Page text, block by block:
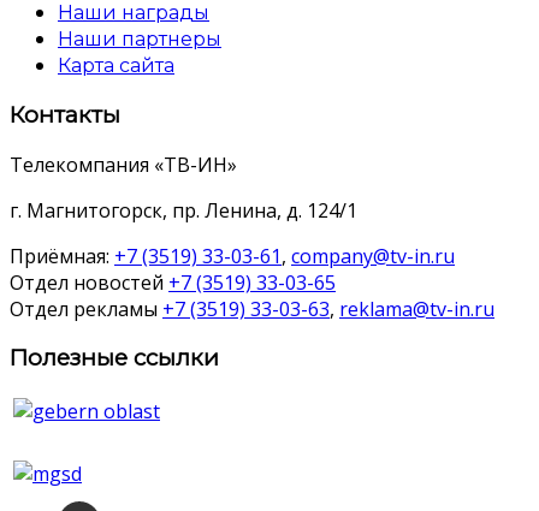
Наши награды
Наши партнеры
Карта сайта
Контакты
Телекомпания «ТВ-ИН»
г. Магнитогорск, пр. Ленина, д. 124/1
Приёмная: +7 (3519) 33-03-61, company@tv-in.ru
Отдел новостей +7 (3519) 33-03-65
Отдел рекламы +7 (3519) 33-03-63, reklama@tv-in.ru
Полезные ссылки